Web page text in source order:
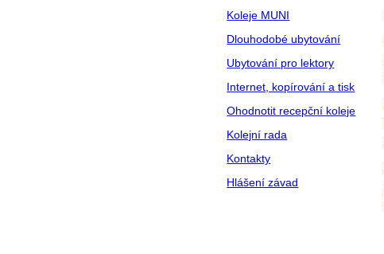
Koleje MUNI
Dlouhodobé ubytování
Ubytování pro lektory
Internet, kopírování a tisk
Ohodnotit recepční koleje
Kolejní rada
Kontakty
Hlášení závad